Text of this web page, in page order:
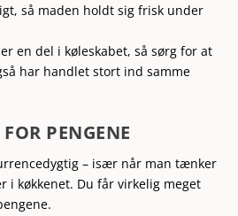
så maden holdt sig frisk under
en del i køleskabet, så sørg for at
har handlet stort ind samme
PENGENE
– især når man tænker
i køkkenet. Du får virkelig meget